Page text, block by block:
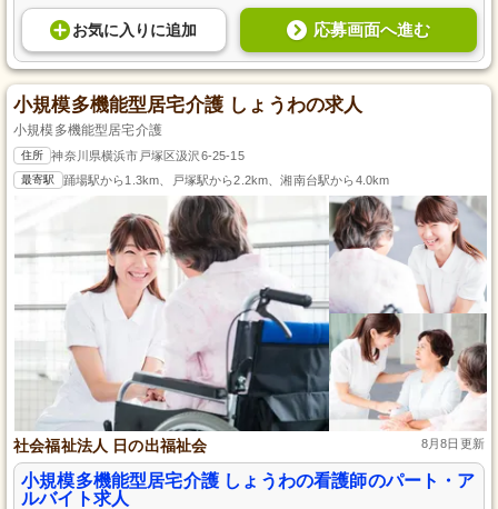
お気に入り に追加 応募画面へ進む
小規模多機能型居宅介護 しょうわの求人
小規模多機能型居宅介護
住所 神奈川県横浜市戸塚区汲沢6-25-15
最寄駅 踊場駅から1.3km、戸塚駅から2.2km、湘南台駅から4.0km
社会福祉法人 日の出福祉会 8月8日更新
小規模多機能型居宅介護 しょうわの看護師のパート・ア
ルバイト求人